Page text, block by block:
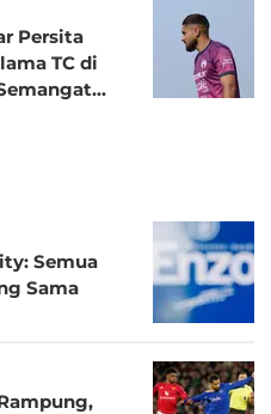
Persita
TC di
Semua
Sama